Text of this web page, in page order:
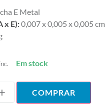
E Metal
x E):0,007 x 0,005 x 0,005 cm
Em stock
COMPRAR